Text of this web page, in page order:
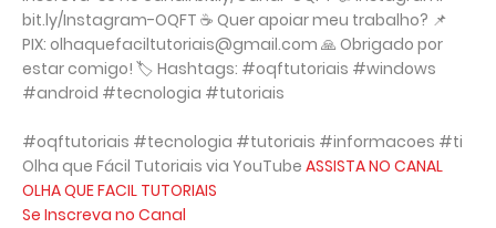
bit.ly/Instagram-OQFT ☕ Quer apoiar meu trabalho? 📌
PIX: olhaquefaciltutoriais@gmail.com 🙏 Obrigado por
estar comigo! 🏷 Hashtags: #oqftutoriais #windows
#android #tecnologia #tutoriais
#oqftutoriais #tecnologia #tutoriais #informacoes #ti
Olha que Fácil Tutoriais via YouTube ASSISTA NO CANAL
OLHA QUE FACIL TUTORIAIS
Se Inscreva no Canal